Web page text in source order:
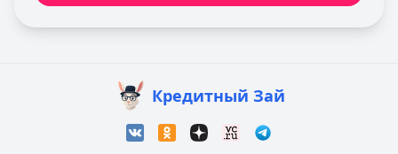
Кредитный Зай